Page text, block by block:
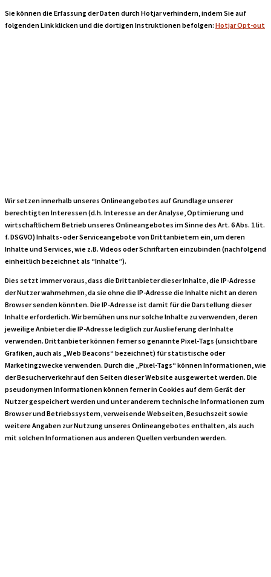
Sie können die Erfassung der Daten durch Hotjar verhindern, indem Sie auf
folgenden Link klicken und die dortigen Instruktionen befolgen: Hotjar Opt-out
Wir setzen innerhalb unseres Onlineangebotes auf Grundlage unserer
berechtigten Interessen (d.h. Interesse an der Analyse, Optimierung und
wirtschaftlichem Betrieb unseres Onlineangebotes im Sinne des Art. 6 Abs. 1 lit.
f. DSGVO) Inhalts- oder Serviceangebote von Drittanbietern ein, um deren
Inhalte und Services, wie z.B. Videos oder Schriftarten einzubinden (nachfolgend
einheitlich bezeichnet als “Inhalte”).
Dies setzt immer voraus, dass die Drittanbieter dieser Inhalte, die IP-Adresse
der Nutzer wahrnehmen, da sie ohne die IP-Adresse die Inhalte nicht an deren
Browser senden könnten. Die IP-Adresse ist damit für die Darstellung dieser
Inhalte erforderlich. Wir bemühen uns nur solche Inhalte zu verwenden, deren
jeweilige Anbieter die IP-Adresse lediglich zur Auslieferung der Inhalte
verwenden. Drittanbieter können ferner so genannte Pixel-Tags (unsichtbare
Grafiken, auch als „Web Beacons“ bezeichnet) für statistische oder
Marketingzwecke verwenden. Durch die „Pixel-Tags“ können Informationen, wie
der Besucherverkehr auf den Seiten dieser Website ausgewertet werden. Die
pseudonymen Informationen können ferner in Cookies auf dem Gerät der
Nutzer gespeichert werden und unter anderem technische Informationen zum
Browser und Betriebssystem, verweisende Webseiten, Besuchszeit sowie
weitere Angaben zur Nutzung unseres Onlineangebotes enthalten, als auch
mit solchen Informationen aus anderen Quellen verbunden werden.